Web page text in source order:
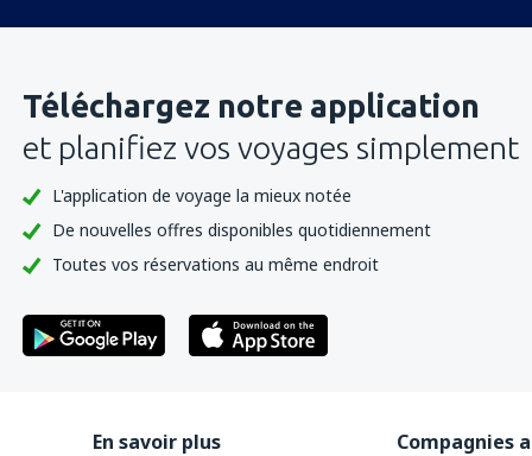
Téléchargez notre application
et planifiez vos voyages simplement
L'application de voyage la mieux notée
De nouvelles offres disponibles quotidiennement
Toutes vos réservations au même endroit
En savoir plus Compagnies